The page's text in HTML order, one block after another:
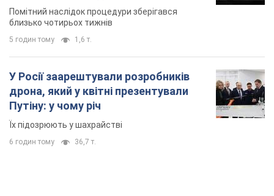
місяць
Помітний наслідок процедури зберігався
близько чотирьох тижнів
5 годин тому 1,6 т.
У Росії заарештували розробників
дрона, який у квітні презентували
Путіну: у чому річ
Їх підозрюють у шахрайстві
6 годин тому 36,7 т.